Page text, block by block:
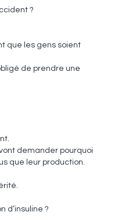
?
que les gens soient
de prendre une
demander pourquoi
que leur production.
d’insuline ?